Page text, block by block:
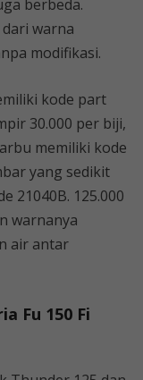
berbeda.
warna
modifikasi.
kode part
30.000 per biji,
memiliki kode
yang sedikit
21040B. 125.000
warnanya
air antar
Fu 150 Fi